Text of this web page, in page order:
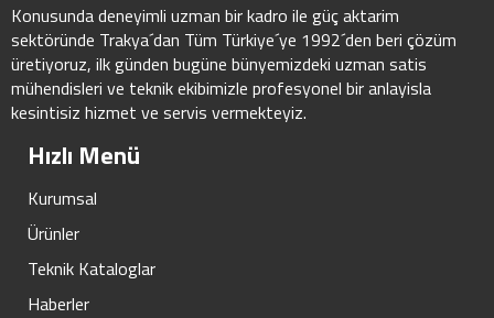
Konusunda deneyimli uzman bir kadro ile güç aktarim
sektöründe Trakya´dan Tüm Türkiye´ye 1992´den beri çözüm
üretiyoruz, ilk günden bugüne bünyemizdeki uzman satis
mühendisleri ve teknik ekibimizle profesyonel bir anlayisla
kesintisiz hizmet ve servis vermekteyiz.
Hızlı Menü
Kurumsal
Ürünler
Teknik Kataloglar
Haberler